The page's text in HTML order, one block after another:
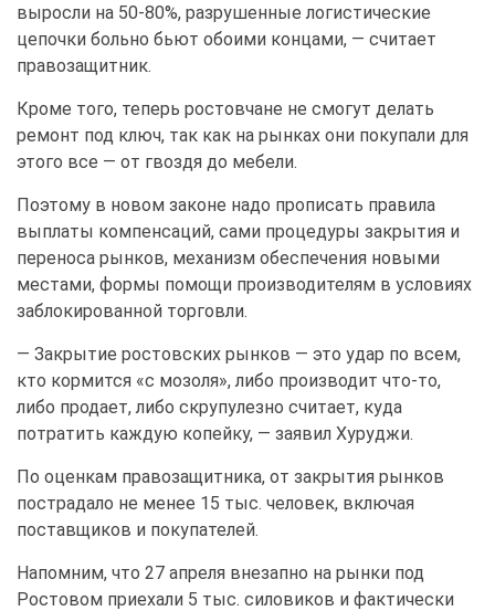
выросли на 50-80%, разрушенные логистические
цепочки больно бьют обоими концами, — считает
правозащитник.
Кроме того, теперь ростовчане не смогут делать
ремонт под ключ, так как на рынках они покупали для
этого все — от гвоздя до мебели.
Поэтому в новом законе надо прописать правила
выплаты компенсаций, сами процедуры закрытия и
переноса рынков, механизм обеспечения новыми
местами, формы помощи производителям в условиях
заблокированной торговли.
— Закрытие ростовских рынков — это удар по всем,
кто кормится «с мозоля», либо производит что-то,
либо продает, либо скрупулезно считает, куда
потратить каждую копейку, — заявил Хуруджи.
По оценкам правозащитника, от закрытия рынков
пострадало не менее 15 тыс. человек, включая
поставщиков и покупателей.
Напомним, что 27 апреля внезапно на рынки под
Ростовом приехали 5 тыс. силовиков и фактически